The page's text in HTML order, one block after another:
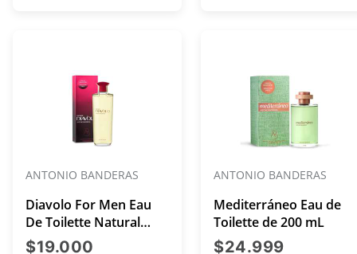
ANTONIO BANDERAS
Diavolo For Men Eau
De Toilette Natural
Spray 200 mL
$19.000 precio actual $19.000
ANTONIO BANDERAS
Mediterráneo Eau de
Toilette de 200 mL
$24.999precio